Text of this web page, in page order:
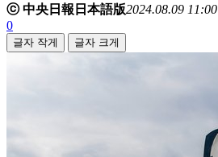
ⓒ 中央日報日本語版2024.08.09 11:00
0
글자 작게 글자 크게